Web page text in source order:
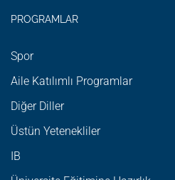
PROGRAMLAR
Spor
Aile Katılımlı Programlar
Diğer Diller
Üstün Yetenekliler
IB